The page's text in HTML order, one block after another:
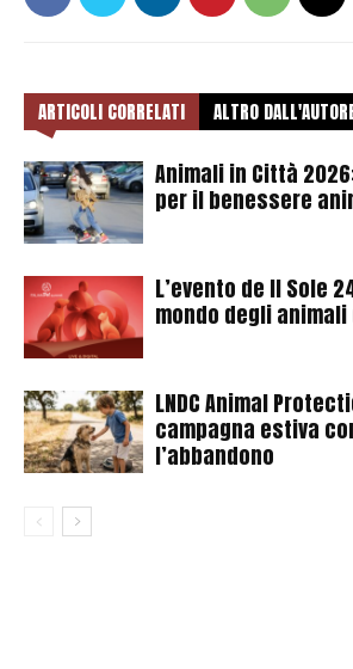
ARTICOLI CORRELATI ALTRO
Animali in Città
per il benessere
L’evento de Il Sole
mondo degli
LNDC Animal
campagna estiva
l’abbandono